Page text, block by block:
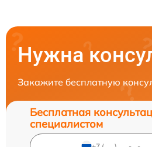
Нужна
Закажите бесплатную
Бесплатная
специалистом